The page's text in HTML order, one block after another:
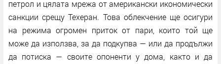
петрол и цялата мрежа от американски икономически
санкции срещу Техеран. Това облекчение ще осигури
на режима огромен приток от пари, които той ще
може да използва, за да подкупва — или да продължи
да потиска — своите опоненти у дома, както и да